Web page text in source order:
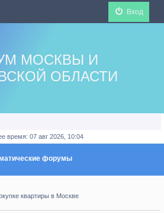
Вход
МОСКВЫ И
ОБЛАСТИ
время: 07 авг 2026, 10:04
форумы
квартиры в Москве